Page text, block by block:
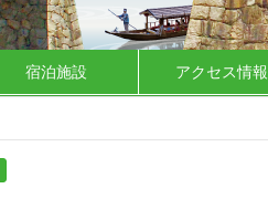
宿泊施設 アクセス情報